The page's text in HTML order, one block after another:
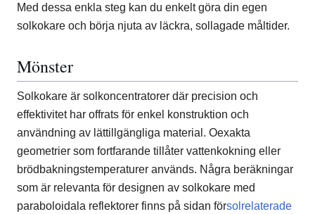
Med dessa enkla steg kan du enkelt göra din egen
solkokare och börja njuta av läckra, sollagade måltider.
Mönster
Solkokare är solkoncentratorer där precision och
effektivitet har offrats för enkel konstruktion och
användning av lättillgängliga material. Oexakta
geometrier som fortfarande tillåter vattenkokning eller
brödbakningstemperaturer används. Några beräkningar
som är relevanta för designen av solkokare med
paraboloidala reflektorer finns på sidan försolrelaterade